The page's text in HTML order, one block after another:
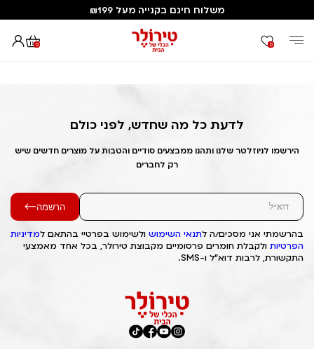
משלוח חינם בקנייה מעל ₪199
0 0
דף הבית Out of Stock Alert 2025/02/02 1738472057
לדעת כל מה שחדש, לפני כולם
הירשמו לניוזלטר שלנו ותהנו ממבצעים סודיים והטבות על מוצרים חדשים שיש
רק לחברים
הרשמה
בהרשמתי אני מסכים/ה לתנאי השימוש ולשימוש בפרטיי בהתאם למדיניות
הפרטיות ולקבלת חומרים פרסומיים מקבוצת טירולר, בכל אחד מאמצעי
התקשורת, לרבות דוא"ל ו-SMS.